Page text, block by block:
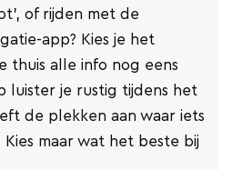
of rijden met de
app? Kies je het
thuis alle info nog eens
luister je rustig tijdens het
de plekken aan waar iets
maar wat het beste bij